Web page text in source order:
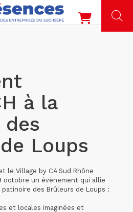
à la
Loups
le Village by CA Sud Rhône
octobre un évènement qui allie
des Brûleurs de Loups :
et locales imaginées et